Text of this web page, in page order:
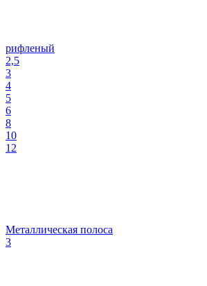
рифленый
2,5
3
4
5
6
8
10
12
Металлическая полоса
3